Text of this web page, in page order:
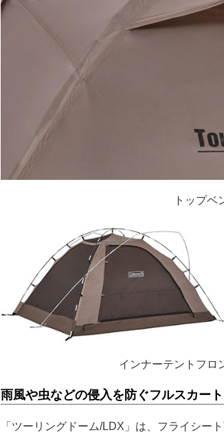
トップベ
インナーテントフロ
雨風や虫などの侵入を防ぐフルスカー
「ツーリングドーム/LDX」は、フライシー